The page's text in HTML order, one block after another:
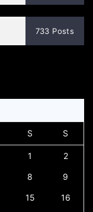
733 Posts
S S
1 2
8 9
15 16